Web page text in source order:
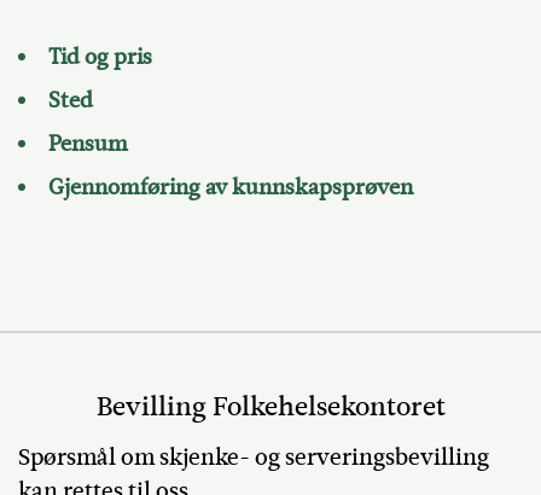
Tid og pris
Sted
Pensum
Gjennomføring av kunnskapsprøven
Bevilling Folkehelsekontoret
Spørsmål om skjenke- og serveringsbevilling